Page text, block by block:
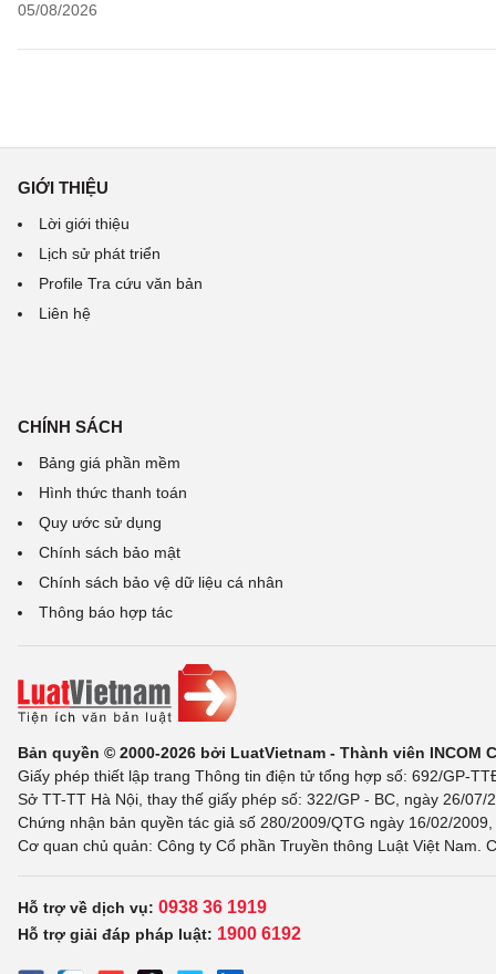
05/08/2026
GIỚI THIỆU
Lời giới thiệu
Lịch sử phát triển
Profile Tra cứu văn bản
Liên hệ
CHÍNH SÁCH
Bảng giá phần mềm
Hình thức thanh toán
Quy ước sử dụng
Chính sách bảo mật
Chính sách bảo vệ dữ liệu cá nhân
Thông báo hợp tác
Bản quyền © 2000-2026 bởi LuatVietnam - Thành viên INCOM
Giấy phép thiết lập trang Thông tin điện tử tổng hợp số: 692/GP-
Sở TT-TT Hà Nội, thay thế giấy phép số: 322/GP - BC, ngày 26/
Chứng nhận bản quyền tác giả số 280/2009/QTG ngày 16/02/
Cơ quan chủ quản: Công ty Cổ phần Truyền thông Luật Việt Nam.
Hỗ trợ về dịch vụ: 0938 36 1919
Hỗ trợ giải đáp pháp luật: 1900 6192